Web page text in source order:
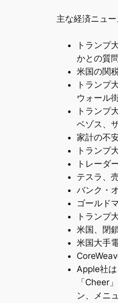
主な経済ニュー
トランプ
かとの質
米国の関
トランプ
ウォール
トランプ
ベゾス、
家計の不
トランプ
トレーダ
テスラ、
バンク・
ゴールド
トランプ
米国、閉
米国大手
Apple社
「Cheer
ン、メニ